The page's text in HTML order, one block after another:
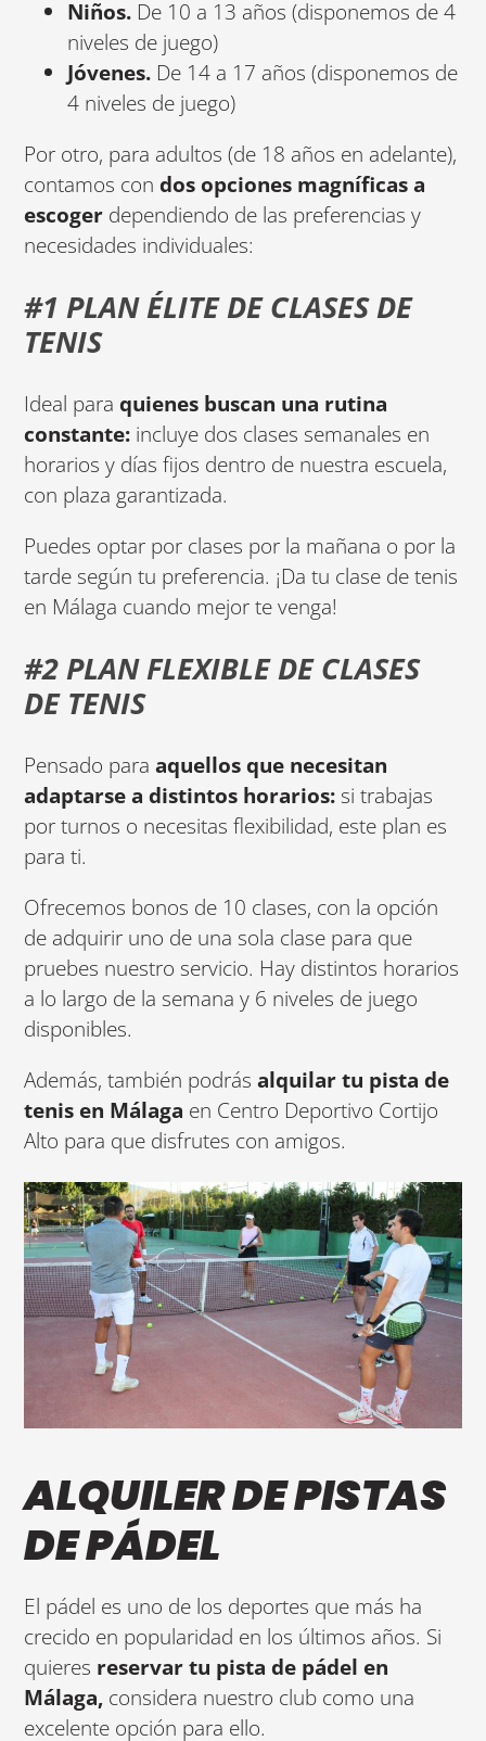
Niños. De 10 a 13 años (disponemos de 4
niveles de juego)
Jóvenes. De 14 a 17 años (disponemos de
4 niveles de juego)
Por otro, para adultos (de 18 años en adelante),
contamos condos opciones magníficas a
escoger dependiendo de las preferencias y
necesidades individuales:
#1 PLAN ÉLITE DE CLASES DE
TENIS
Ideal para quienes buscan una rutina
constante: incluye dos clases semanales en
horarios y días fijos dentro de nuestra escuela,
con plaza garantizada.
Puedes optar por clases por la mañana o por la
tarde según tu preferencia. ¡Da tu clase de tenis
en Málaga cuando mejor te venga!
#2 PLAN FLEXIBLE DE CLASES
DE TENIS
Pensado paraaquellos que necesitan
adaptarse a distintos horarios: si trabajas
por turnos o necesitas flexibilidad, este plan es
para ti.
Ofrecemos bonos de 10 clases, con la opción
de adquirir uno de una sola clase para que
pruebes nuestro servicio. Hay distintos horarios
a lo largo de la semana y 6 niveles de juego
disponibles.
Además, también podrásalquilar tu pista de
tenis en Málaga en Centro Deportivo Cortijo
Alto para que disfrutes con amigos.
ALQUILER DE PISTAS
DE PÁDEL
El pádel es uno de los deportes que más ha
crecido en popularidad en los últimos años. Si
quieres reservar tu pista de pádel en
Málaga, considera nuestro club como una
excelente opción para ello.